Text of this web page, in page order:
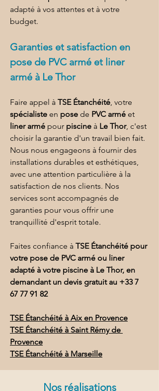
adapté à vos attentes et à votre
budget.
Garanties et satisfaction en
pose de PVC armé et liner
armé à Le Thor
Faire appel à TSE Étanchéité, votre
spécialiste en pose de PVC armé et
liner armé pour piscine à Le Thor, c'est
choisir la garantie d'un travail bien fait.
Nous nous engageons à fournir des
installations durables et esthétiques,
avec une attention particulière à la
satisfaction de nos clients. Nos
services sont accompagnés de
garanties pour vous offrir une
tranquillité d'esprit totale.
Faites confiance à TSE Étanchéité pour
votre pose de PVC armé ou liner
adapté à votre piscine à Le Thor, en
demandant un devis gratuit au +33 7
67 77 91 82
TSE Étanchéité à Aix en Provence
TSE Étanchéité à Saint Rémy de
Provence
TSE Étanchéité à Marseille
Nos réalisations